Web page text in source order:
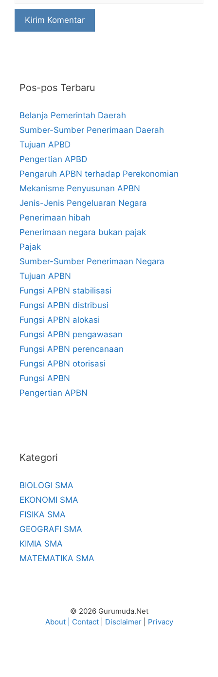
Pos-pos Terbaru
Belanja Pemerintah Daerah
Sumber-Sumber Penerimaan Daerah
Tujuan APBD
Pengertian APBD
Pengaruh APBN terhadap Perekonomian
Mekanisme Penyusunan APBN
Jenis-Jenis Pengeluaran Negara
Penerimaan hibah
Penerimaan negara bukan pajak
Pajak
Sumber-Sumber Penerimaan Negara
Tujuan APBN
Fungsi APBN stabilisasi
Fungsi APBN distribusi
Fungsi APBN alokasi
Fungsi APBN pengawasan
Fungsi APBN perencanaan
Fungsi APBN otorisasi
Fungsi APBN
Pengertian APBN
Kategori
BIOLOGI SMA
EKONOMI SMA
FISIKA SMA
GEOGRAFI SMA
KIMIA SMA
MATEMATIKA SMA
© 2026 Gurumuda.Net
About
Contact| Disclaimer| Privacy